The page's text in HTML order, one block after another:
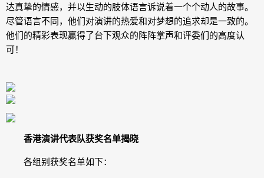
达真挚的情感，并以生动的肢体语言诉说着一个个动人的故事。
尽管语言不同，他们对演讲的热爱和对梦想的追求却是一致的。
他们的精彩表现赢得了台下观众的阵阵掌声和评委们的高度认
可！
香港演讲代表队获奖名单揭晓
各组别获奖名单如下：